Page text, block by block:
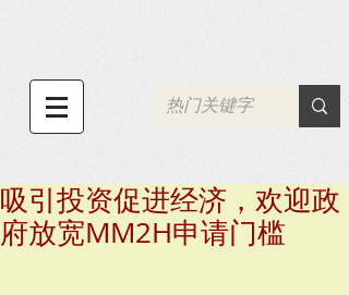
吸引投资促进经济，欢迎政
府放宽MM2H申请门槛